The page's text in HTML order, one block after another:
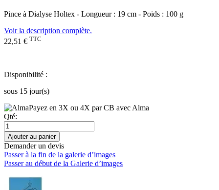
Pince à Dialyse Holtex - Longueur : 19 cm - Poids : 100 g
Voir la description complète.
22,51 € TTC
Disponibilité :
sous 15 jour(s)
Payez en 3X ou 4X par CB avec Alma
Qté:
Ajouter au panier
Demander un devis
Passer à la fin de la galerie d’images
Passer au début de la Galerie d’images